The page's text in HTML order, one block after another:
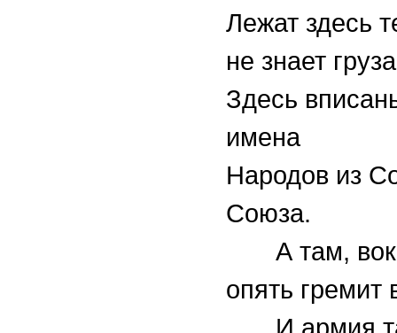
Лежат здесь
не знает
Здесь
имена
Народов из
Союза.
А там,
опять гремит